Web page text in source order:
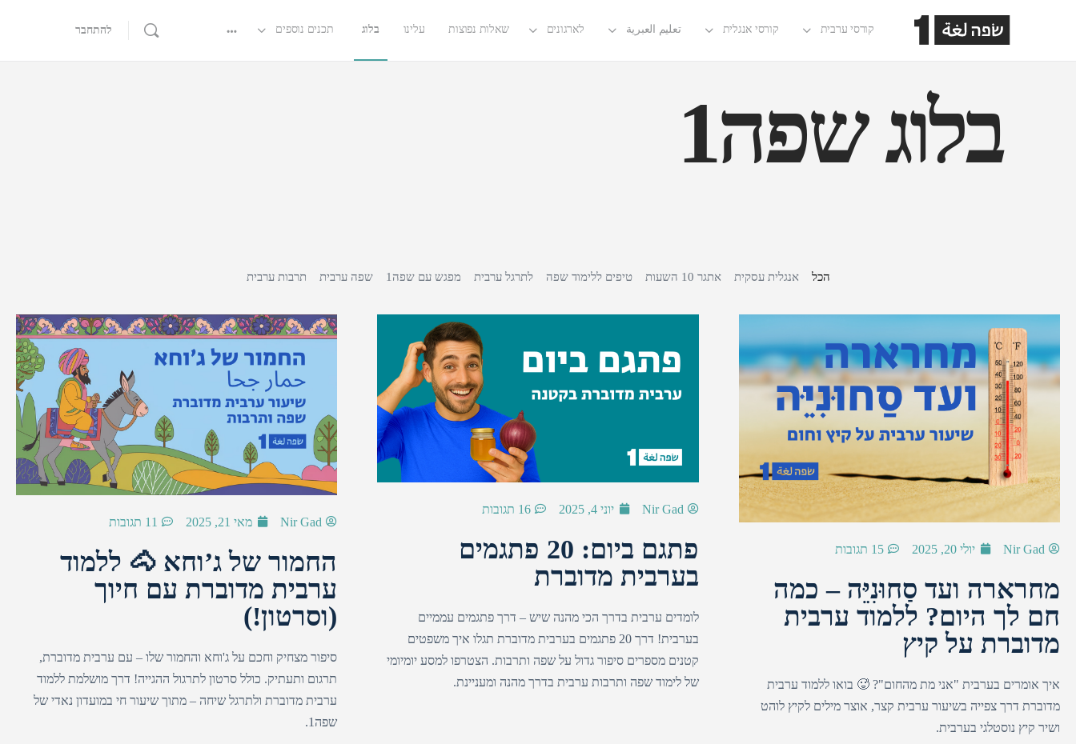
קורסי ערבית קורסי אנגלית تعليم العبرية לארגונים שאלות נפוצות עלינו בלוג תכנים נוספים להתחבר
בלוג שפה1
אנגלית עסקית אתגר 10 השעות טיפים ללימוד שפה לתרגל ערבית מפגש עם שפה1 שפה ערבית תרבות ערבית הכל
Nir Gad יולי 20, 2025 15 תגובות
מחרארה ועד סַחוּנִיֵּה – כמה
חם לך היום? ללמוד ערבית
מדוברת על קיץ
איך אומרים בערבית "אני מת מהחום"? 🥵 בואו ללמוד ערבית
מדוברת דרך צפייה בשיעור ערבית קצר, אוצר מילים לקיץ לוהט
ושיר קיץ נוסטלגי בערבית.
Nir Gad יוני 4, 2025 16 תגובות
פתגם ביום: 20 פתגמים
בערבית מדוברת
לומדים ערבית בדרך הכי מהנה שיש – דרך פתגמים עממיים
בערבית! דרך 20 פתגמים בערבית מדוברת תגלו איך משפטים
קטנים מספרים סיפור גדול על שפה ותרבות. הצטרפו למסע יומיומי
של לימוד שפה ותרבות ערבית בדרך מהנה ומעניינת.
Nir Gad מאי 21, 2025 11 תגובות
החמור של ג’וחא 🐴 ללמוד
ערבית מדוברת עם חיוך
(וסרטון!)
סיפור מצחיק וחכם על ג'וחא והחמור שלו – עם ערבית מדוברת,
תרגום ותעתיק. כולל סרטון לתרגול ההגייה! דרך מושלמת ללמוד
ערבית מדוברת ולתרגל שיחה – מתוך שיעור חי במועדון נאדי של
שפה1.